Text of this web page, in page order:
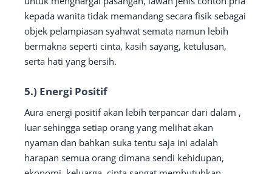
kepada wanita tidak memandang secara fisik sebagai
objek pelampiasan syahwat semata namun lebih
bermakna seperti cinta, kasih sayang, ketulusan,
serta hati yang bersih.
5.) Energi Positif
Aura energi positif akan lebih terpancar dari dalam ,
luar sehingga setiap orang yang melihat akan
nyaman dan bahkan suka tentu saja ini adalah
harapan semua orang dimana sendi kehidupan,